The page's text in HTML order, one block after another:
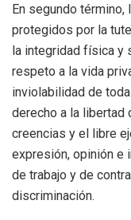
En segundo
protegidos por la
la integridad física y
respeto a la vida
inviolabilidad de
derecho a la libertad
creencias y el libre
expresión, opinión e
de trabajo y de
discriminación.